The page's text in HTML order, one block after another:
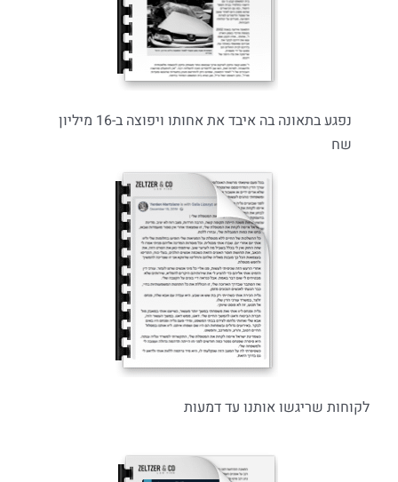
נפגע בתאונה בה איבד את אחותו ויפוצה ב-16 מיליון
שח
לקוחות שריגשו אותנו עד דמעות